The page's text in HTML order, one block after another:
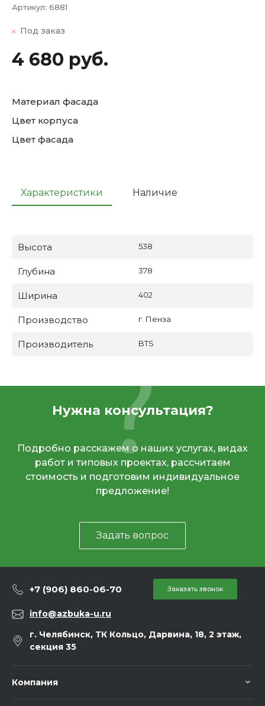
Артикул: 6881
Под заказ
4 680 руб.
Материал фасада
Цвет корпуса
Цвет фасада
Характеристики Наличие
Высота 538
Глубина 378
Ширина 402
Производство г. Пенза
Производитель BTS
Нужна консультация?
Подробно расскажем о наших услугах, видах
работ и типовых проектах, рассчитаем
стоимость и подготовим индивидуальное
предложение!
Задать вопрос
+7 (906) 860-06-70 Заказать звонок
info@azbuka-u.ru
г. Челябинск, ТК Кольцо, Дарвина, 18, 2 этаж,
секция 35
Компания